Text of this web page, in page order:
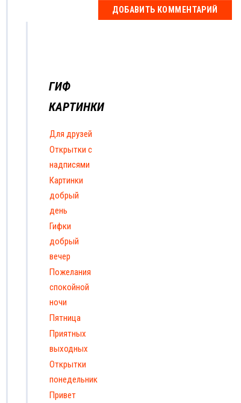
ГИФ
КАРТИНКИ
Для друзей
Открытки с
надписями
Картинки
добрый
день
Гифки
добрый
вечер
Пожелания
спокойной
ночи
Пятница
Приятных
выходных
Открытки
понедельник
Привет